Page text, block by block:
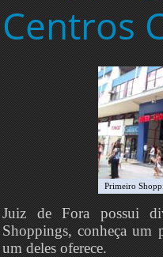
Centros
Primeiro
Juiz de Fora possui
Shoppings, conheça um
um deles oferece.